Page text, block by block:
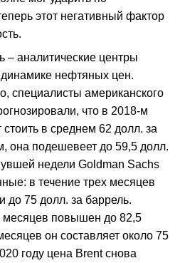
этот негативный фактор
– аналитические центры
нефтяных цен.
специалисты американского
что в 2018-м
в среднем 62 долл. за
она подешевеет до 59,5 долл.
недели Goldman Sachs
в течение трех месяцев
до 75 долл. за баррель.
месяцев повышен до 82,5
он составляет около 75
году цена Brent снова